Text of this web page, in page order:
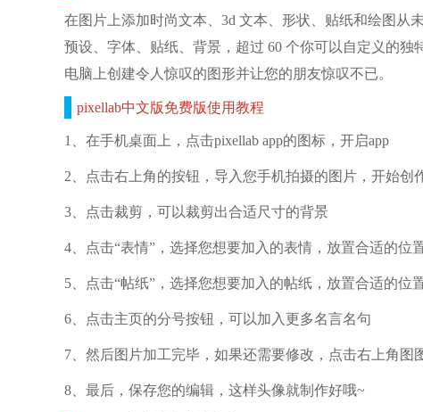
在图片上添加时尚文本、3d 文本、形状、贴纸和绘图从
预设、字体、贴纸、背景，超过 60 个你可以自定义的
电脑上创建令人惊叹的图形并让您的朋友惊叹不已。
pixellab中文版免费版使用教程
1、在手机桌面上，点击pixellab app的图标，开启app
2、点击右上角的按钮，导入您手机拍摄的图片，开始创
3、点击裁剪，可以裁剪出合适尺寸的背景
4、点击“表情”，选择您想要加入的表情，放置合适的位
5、点击“帖纸”，选择您想要加入的帖纸，放置合适的位
6、点击主页的分号按钮，可以加入更多名言名句
7、然后图片加工完毕，如果还需要修改，点击右上角图
8、最后，保存您的编辑，这样头像就制作好哦~